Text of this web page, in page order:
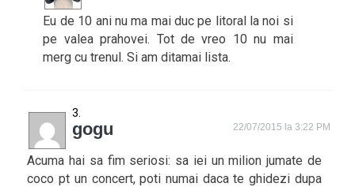
Eu de 10 ani nu ma mai duc pe litoral la noi si
pe valea prahovei. Tot de vreo 10 nu mai
merg cu trenul. Si am ditamai lista.
gogu 22/07/2015 la 3:22 PM
Acuma hai sa fim seriosi: sa iei un milion jumate de
coco pt un concert, poti numai daca te ghidezi dupa